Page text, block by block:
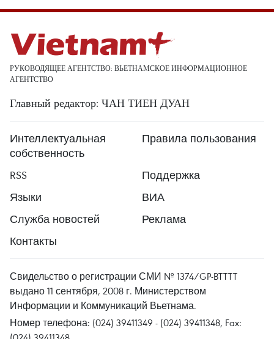
РУКОВОДЯЩЕЕ АГЕНТСТВО: ВЬЕТНАМСКОЕ ИНФОРМАЦИОННОЕ
АГЕНТСТВО
Главный редактор: ЧАН ТИЕН ДУАН
Интеллектуальная
собственность
Правила пользования
RSS
Поддержка
Языки
ВИА
Служба новостей
Реклама
Контакты
Свидельство о регистрации СМИ № 1374/GP-BTTTT
выдано 11 сентября, 2008 г. Министерством
Информации и Коммуникаций Вьетнама.
Номер телефона: (024) 39411349 - (024) 39411348, Fax: